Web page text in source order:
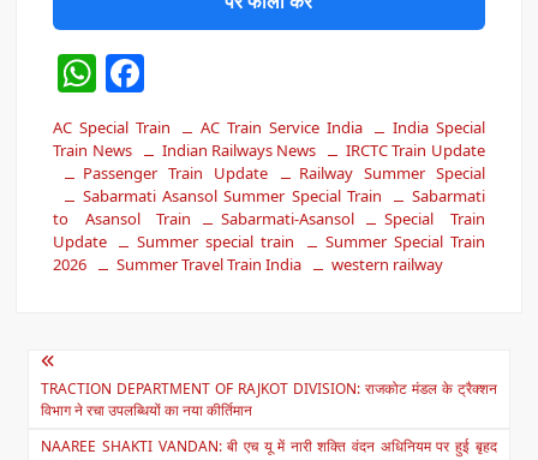
W
h
at
s
A
p
a
c
e
b
o
AC Special Train AC Train Service India
India Special
Train News
Indian Railways News
IRCTC Train Update
Passenger Train Update
Railway Summer Special
Sabarmati Asansol Summer Special Train
Sabarmati
to Asansol Train
Sabarmati-Asansol
Special Train
Update
Summer special train
Summer Special Train
2026
Summer Travel Train India western railway
Post
navigation
TRACTION DEPARTMENT OF RAJKOT DIVISION: राजकोट मंडल के ट्रैक्शन
विभाग ने रचा उपलब्धियों का नया कीर्तिमान
NAAREE SHAKTI VANDAN: बी एच यू में नारी शक्ति वंदन अधिनियम पर हुई बृहद